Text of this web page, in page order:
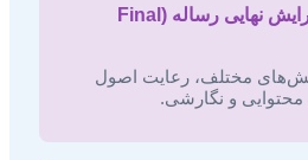
گام پنجم: نگارش و ویرایش نهایی رساله (Final
مختلف، رعایت اصول
و نگارشی.